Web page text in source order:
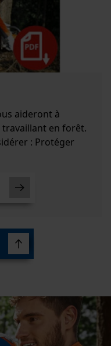
aideront à
en forêt.
: Protéger
des
Tag
Universal